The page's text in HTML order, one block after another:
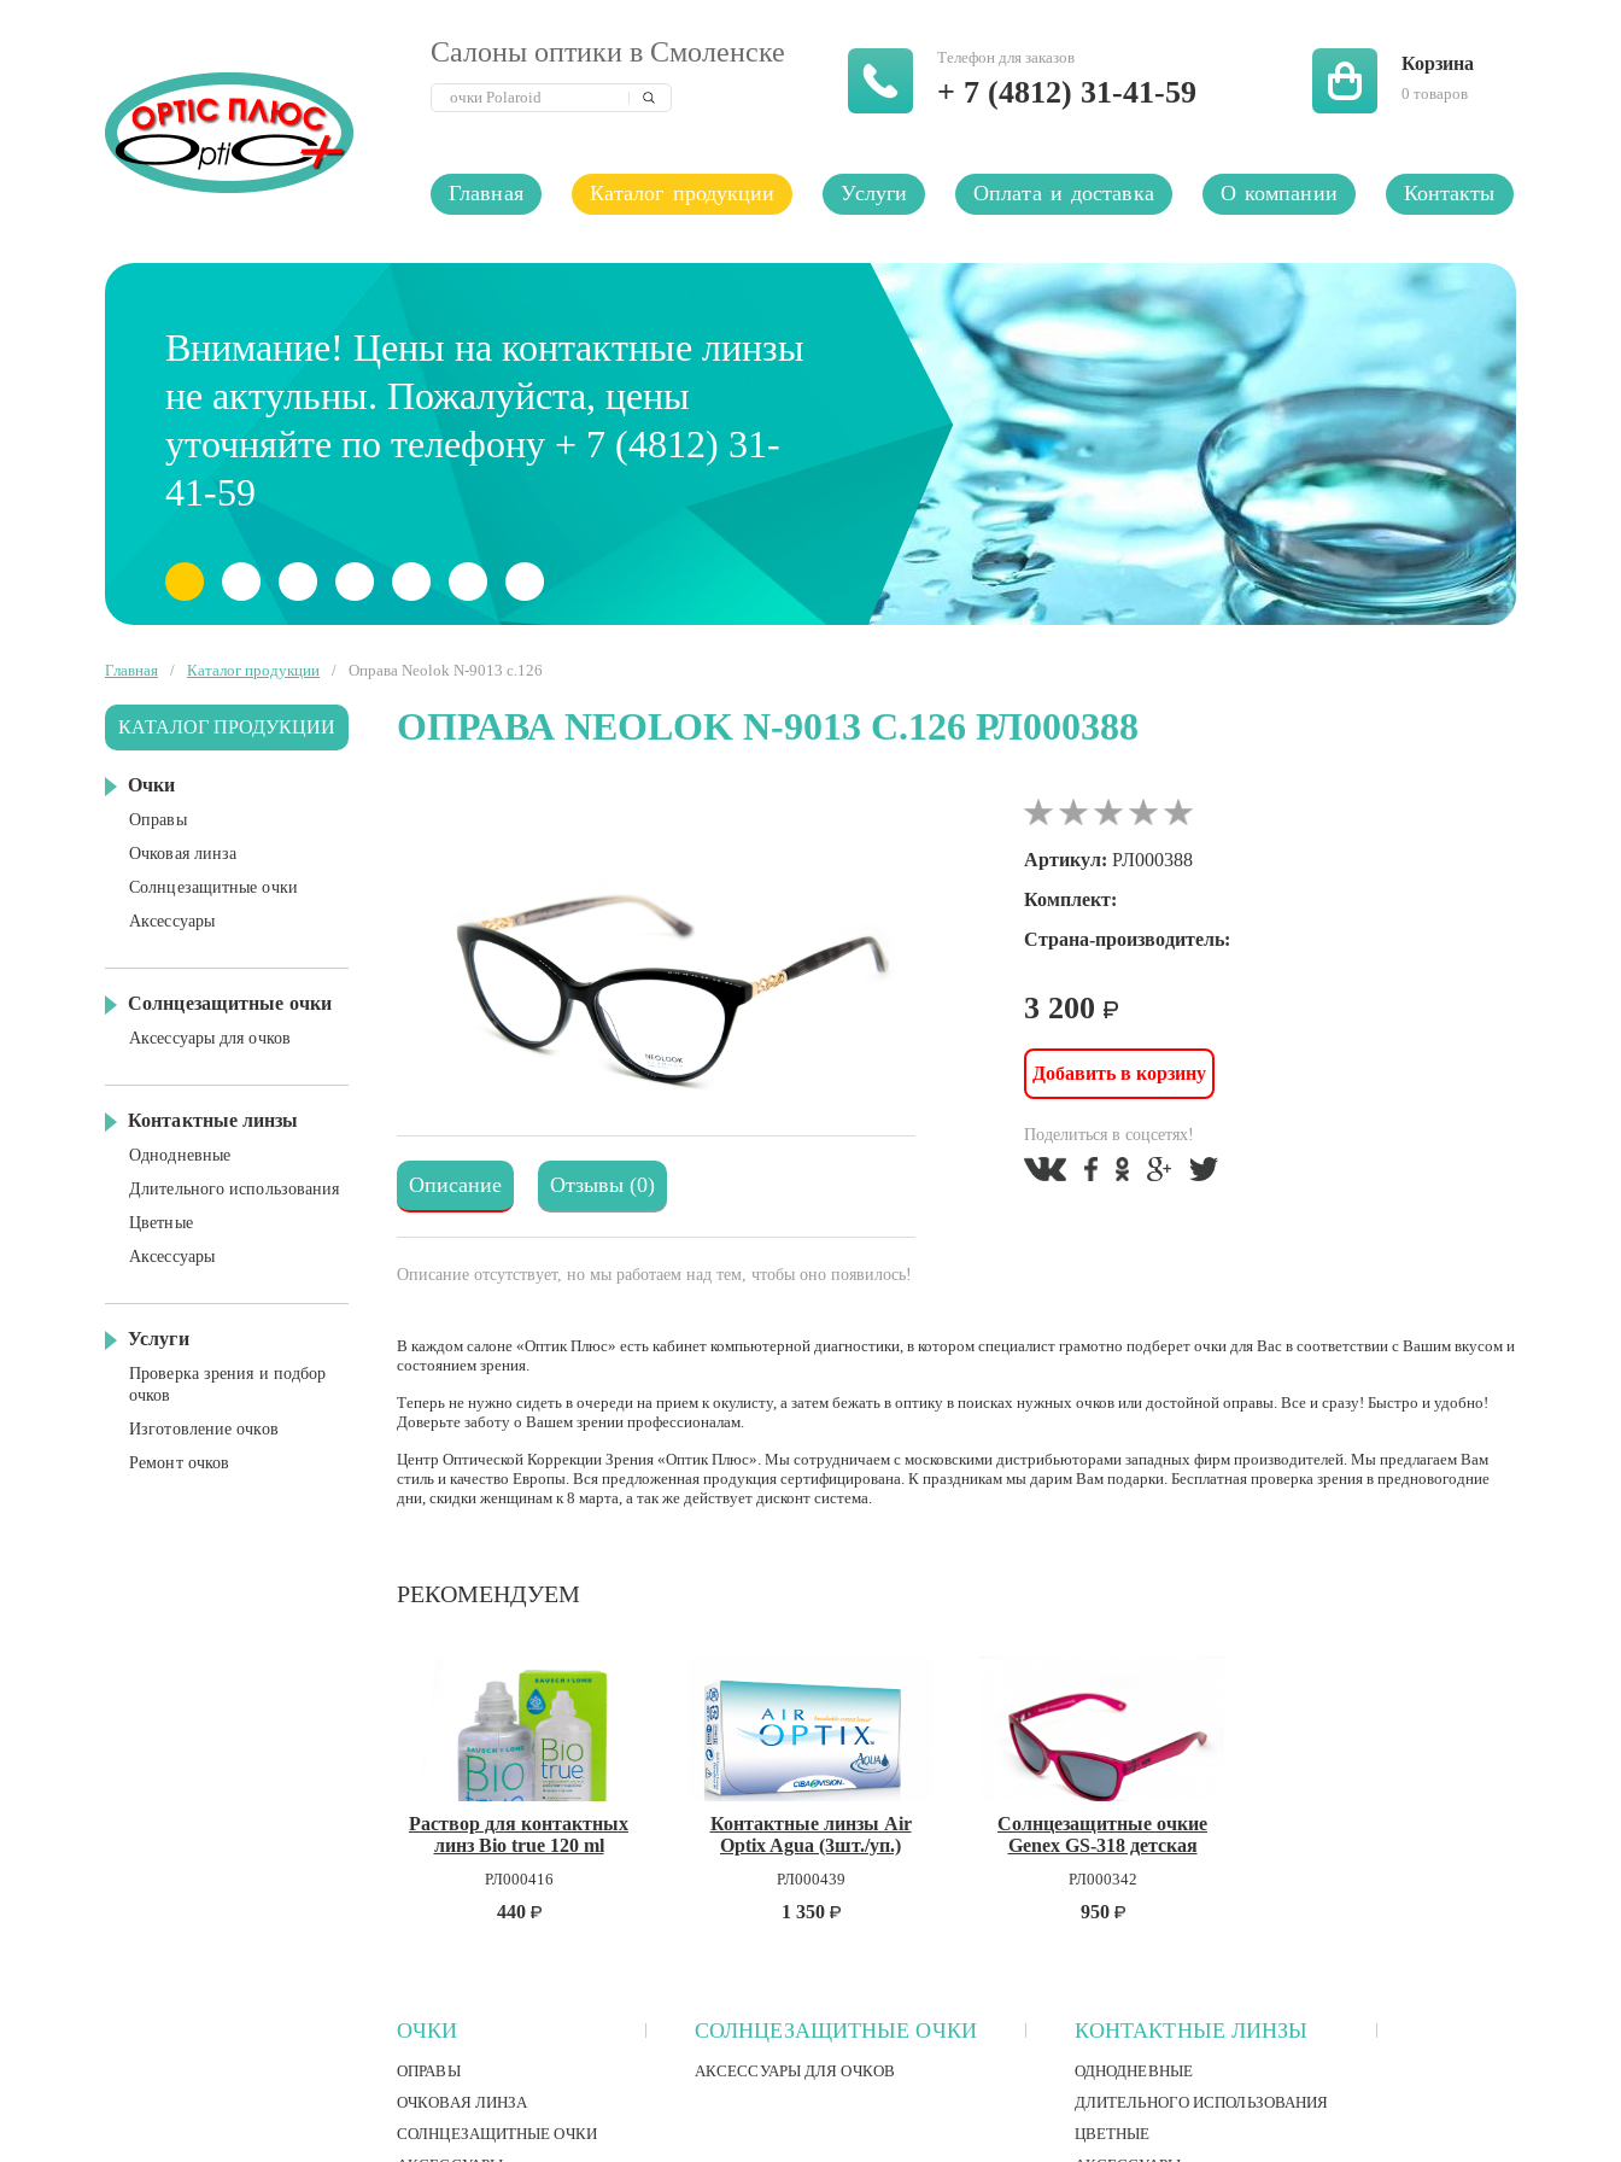
Салоны оптики в Смоленске Телефон для заказов
+ 7 (4812) 31-41-59
Корзина
0 товаров
Главная Каталог продукции Услуги Оплата и доставка О компании Контакты
Внимание! Цены на контактные линзы
не актульны. Пожалуйста, цены
уточняйте по телефону + 7 (4812) 31-
41-59
Главная / Каталог продукции / Оправа Neolok N-9013 c.126
КАТАЛОГ ПРОДУКЦИИ
Очки
Оправы
Очковая линза
Солнцезащитные очки
Аксессуары
Солнцезащитные очки
Аксессуары для очков
Контактные линзы
Однодневные
Длительного использования
Цветные
Аксессуары
Услуги
Проверка зрения и подбор
очков
Изготовление очков
Ремонт очков
ОПРАВА NEOLOK N-9013 C.126 РЛ000388
Описание Отзывы (0)
Описание отсутствует, но мы работаем над тем, чтобы оно появилось!
Артикул: РЛ000388
Комплект:
Страна-производитель:
3 200
Добавить в корзину
Поделиться в соцсетях!
В каждом салоне «Оптик Плюс» есть кабинет компьютерной диагностики, в котором специалист грамотно подберет очки для Вас в соответствии с Вашим вкусом и
состоянием зрения.
Теперь не нужно сидеть в очереди на прием к окулисту, а затем бежать в оптику в поисках нужных очков или достойной оправы. Все и сразу! Быстро и удобно!
Доверьте заботу о Вашем зрении профессионалам.
Центр Оптической Коррекции Зрения «Оптик Плюс». Мы сотрудничаем с московскими дистрибьюторами западных фирм производителей. Мы предлагаем Вам
стиль и качество Европы. Вся предложенная продукция сертифицирована. К праздникам мы дарим Вам подарки. Бесплатная проверка зрения в предновогодние
дни, скидки женщинам к 8 марта, а так же действует дисконт система.
РЕКОМЕНДУЕМ
Раствор для контактных
линз Bio true 120 ml
РЛ000416
440
Контактные линзы Air
Optix Agua (3шт./уп.)
РЛ000439
1 350
Солнцезащитные очкие
Genex GS-318 детская
РЛ000342
950
ОЧКИ
ОПРАВЫ
ОЧКОВАЯ ЛИНЗА
СОЛНЦЕЗАЩИТНЫЕ ОЧКИ
СОЛНЦЕЗАЩИТНЫЕ ОЧКИ
АКСЕССУАРЫ ДЛЯ ОЧКОВ
КОНТАКТНЫЕ ЛИНЗЫ
ОДНОДНЕВНЫЕ
ДЛИТЕЛЬНОГО ИСПОЛЬЗОВАНИЯ
ЦВЕТНЫЕ